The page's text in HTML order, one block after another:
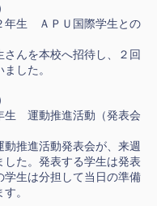
年生 ＡＰＵ国際学生との
んを本校へ招待し、２回
した。
生 運動推進活動（発表会
推進活動発表会が、来週
した。発表する学生は発表
学生は分担して当日の準備
。